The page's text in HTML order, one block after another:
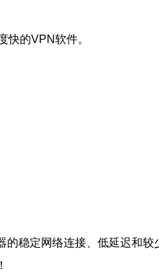
快的VPN软件。
稳定网络连接、低延迟和